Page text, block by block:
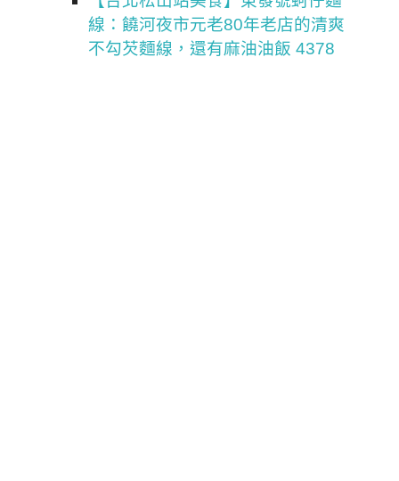
線：饒河夜市元老80年老店的清爽
不勾芡麵線，還有麻油油飯 4378